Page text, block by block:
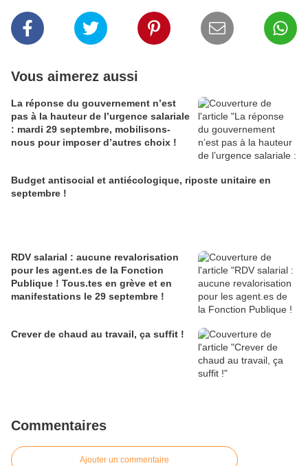
Vous aimerez aussi
La réponse du gouvernement n’est
pas à la hauteur de l’urgence salariale
: mardi 29 septembre, mobilisons-
nous pour imposer d’autres choix !
Budget antisocial et antiécologique, riposte unitaire en
septembre !
RDV salarial : aucune revalorisation
pour les agent.es de la Fonction
Publique ! Tous.tes en grève et en
manifestations le 29 septembre !
Crever de chaud au travail, ça suffit !
Commentaires
Ajouter un commentaire